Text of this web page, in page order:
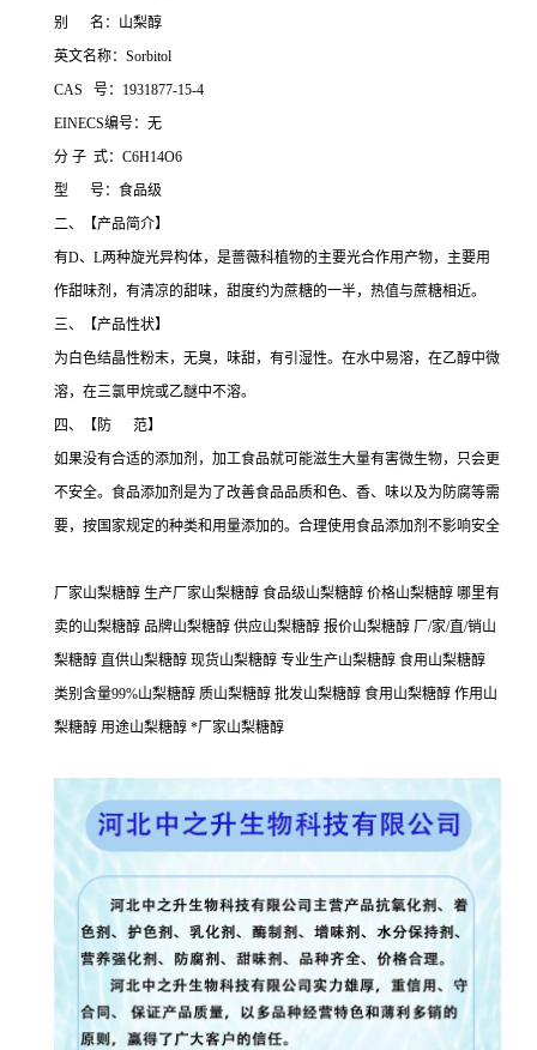
别 名：山梨醇
英文名称：Sorbitol
CAS 号：1931877-15-4
EINECS编号：无
分 子 式：C6H14O6
型 号：食品级
二、【产品简介】
有D、L两种旋光异构体，是蔷薇科植物的主要光合作用产物，主要用
作甜味剂，有清凉的甜味，甜度约为蔗糖的一半，热值与蔗糖相近。
三、【产品性状】
为白色结晶性粉末，无臭，味甜，有引湿性。在水中易溶，在乙醇中微
溶，在三氯甲烷或乙醚中不溶。
四、【防 范】
如果没有合适的添加剂，加工食品就可能滋生大量有害微生物，只会更
不安全。食品添加剂是为了改善食品品质和色、香、味以及为防腐等需
要，按国家规定的种类和用量添加的。合理使用食品添加剂不影响安全
厂家山梨糖醇 生产厂家山梨糖醇 食品级山梨糖醇 价格山梨糖醇 哪里有
卖的山梨糖醇 品牌山梨糖醇 供应山梨糖醇 报价山梨糖醇 厂/家/直/销山
梨糖醇 直供山梨糖醇 现货山梨糖醇 专业生产山梨糖醇 食用山梨糖醇
类别含量99%山梨糖醇 质山梨糖醇 批发山梨糖醇 食用山梨糖醇 作用山
梨糖醇 用途山梨糖醇 *厂家山梨糖醇